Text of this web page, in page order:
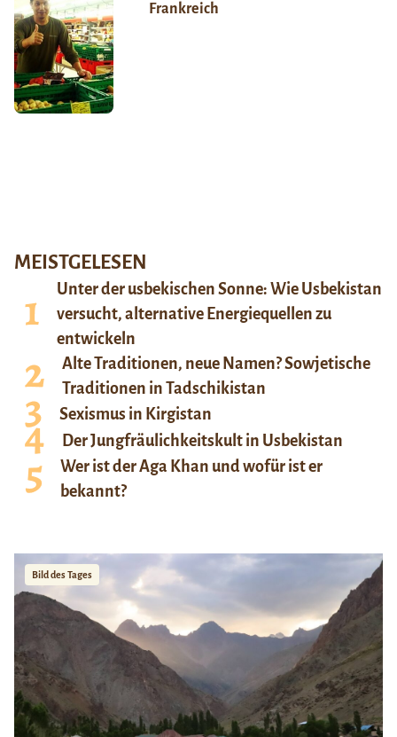
Frankreich
MEISTGELESEN
Unter der usbekischen Sonne: Wie Usbekistan
versucht, alternative Energiequellen zu
entwickeln
Alte Traditionen, neue Namen? Sowjetische
Traditionen in Tadschikistan
Sexismus in Kirgistan
Der Jungfräulichkeitskult in Usbekistan
Wer ist der Aga Khan und wofür ist er
bekannt?
Bild des Tages